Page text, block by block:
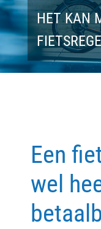
Privé lease
Modellen
Contact
HET KAN
Een
wel